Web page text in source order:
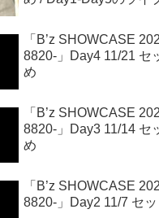
「B’z SHOWCASE
8820-」Day4 11/21 セ
め
「B’z SHOWCASE
8820-」Day3 11/14 セ
め
「B’z SHOWCASE
8820-」Day2 11/7 セ